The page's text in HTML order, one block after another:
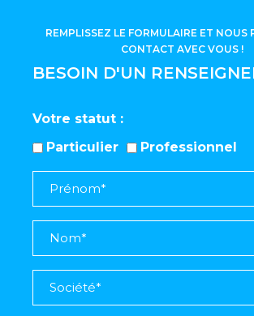
BESOIN D'UN
REMPLISSEZ LE FORMULAIRE ET NOUS
CONTACT AVEC VOUS !
Votre statut
Particulier
Professionnel